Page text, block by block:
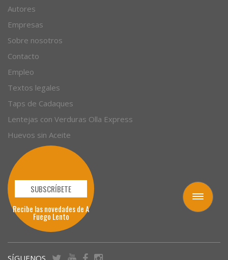
Toggle
navigation
Autores
Empresas
Sobre nosotros
Contacto
Empleo
Textos legales
Taps de Cadaques
Lentejas con Verduras Olla Express
Huevos sin Aceite
SUBSCRÍBETE
Recibe las novedades de A
Fuego Lento
SÍGUENOS